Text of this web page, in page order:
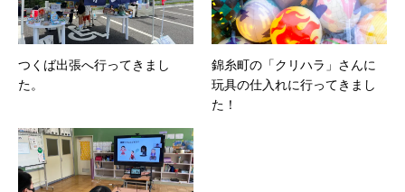
つくば出張へ行ってきまし
た。
錦糸町の「クリハラ」さんに
玩具の仕入れに行ってきまし
た！